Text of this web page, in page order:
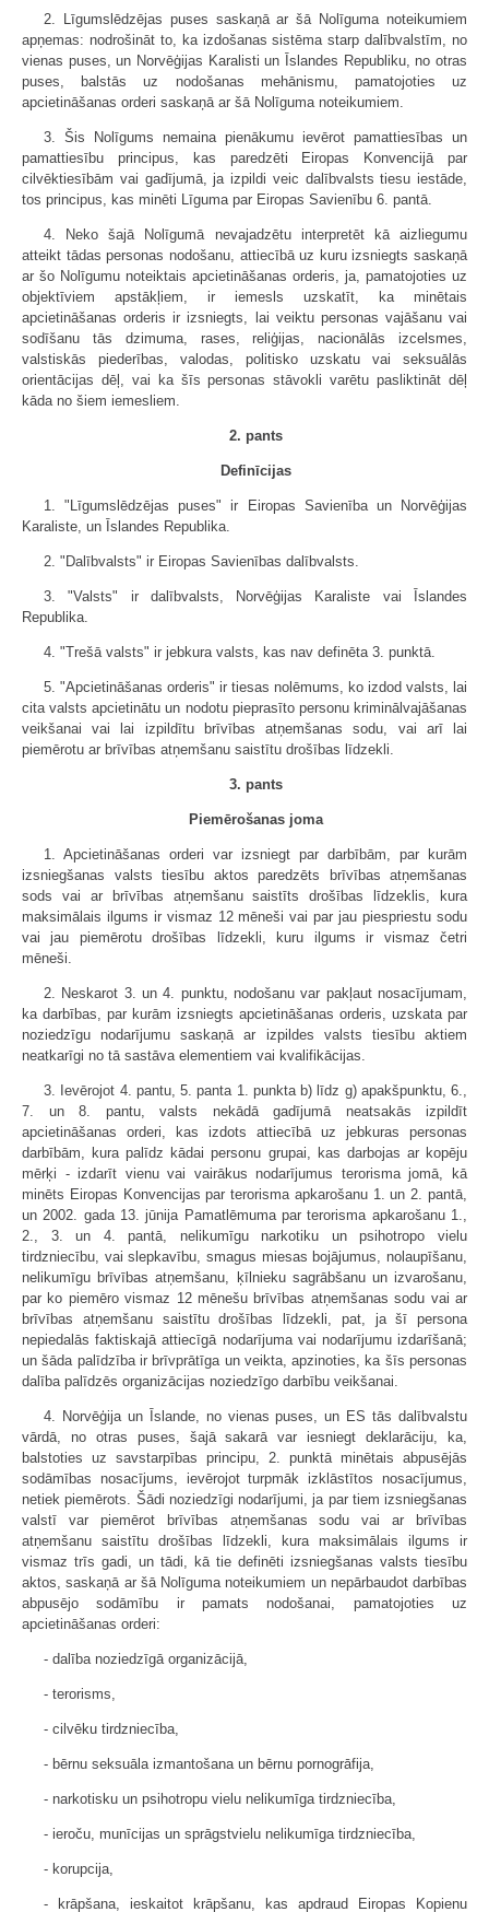
2. Līgumslēdzējas puses saskaņā ar šā Nolīguma noteikumiem
apņemas: nodrošināt to, ka izdošanas sistēma starp dalībvalstīm, no
vienas puses, un Norvēģijas Karalisti un Īslandes Republiku, no otras
puses, balstās uz nodošanas mehānismu, pamatojoties uz
apcietināšanas orderi saskaņā ar šā Nolīguma noteikumiem.
3. Šis Nolīgums nemaina pienākumu ievērot pamattiesības un
pamattiesību principus, kas paredzēti Eiropas Konvencijā par
cilvēktiesībām vai gadījumā, ja izpildi veic dalībvalsts tiesu iestāde,
tos principus, kas minēti Līguma par Eiropas Savienību 6. pantā.
4. Neko šajā Nolīgumā nevajadzētu interpretēt kā aizliegumu
atteikt tādas personas nodošanu, attiecībā uz kuru izsniegts saskaņā
ar šo Nolīgumu noteiktais apcietināšanas orderis, ja, pamatojoties uz
objektīviem apstākļiem, ir iemesls uzskatīt, ka minētais
apcietināšanas orderis ir izsniegts, lai veiktu personas vajāšanu vai
sodīšanu tās dzimuma, rases, reliģijas, nacionālās izcelsmes,
valstiskās piederības, valodas, politisko uzskatu vai seksuālās
orientācijas dēļ, vai ka šīs personas stāvokli varētu pasliktināt dēļ
kāda no šiem iemesliem.
2. pants
Definīcijas
1. "Līgumslēdzējas puses" ir Eiropas Savienība un Norvēģijas
Karaliste, un Īslandes Republika.
2. "Dalībvalsts" ir Eiropas Savienības dalībvalsts.
3. "Valsts" ir dalībvalsts, Norvēģijas Karaliste vai Īslandes
Republika.
4. "Trešā valsts" ir jebkura valsts, kas nav definēta 3. punktā.
5. "Apcietināšanas orderis" ir tiesas nolēmums, ko izdod valsts, lai
cita valsts apcietinātu un nodotu pieprasīto personu kriminālvajāšanas
veikšanai vai lai izpildītu brīvības atņemšanas sodu, vai arī lai
piemērotu ar brīvības atņemšanu saistītu drošības līdzekli.
3. pants
Piemērošanas joma
1. Apcietināšanas orderi var izsniegt par darbībām, par kurām
izsniegšanas valsts tiesību aktos paredzēts brīvības atņemšanas
sods vai ar brīvības atņemšanu saistīts drošības līdzeklis, kura
maksimālais ilgums ir vismaz 12 mēneši vai par jau piespriestu sodu
vai jau piemērotu drošības līdzekli, kuru ilgums ir vismaz četri
mēneši.
2. Neskarot 3. un 4. punktu, nodošanu var pakļaut nosacījumam,
ka darbības, par kurām izsniegts apcietināšanas orderis, uzskata par
noziedzīgu nodarījumu saskaņā ar izpildes valsts tiesību aktiem
neatkarīgi no tā sastāva elementiem vai kvalifikācijas.
3. Ievērojot 4. pantu, 5. panta 1. punkta b) līdz g) apakšpunktu, 6.,
7. un 8. pantu, valsts nekādā gadījumā neatsakās izpildīt
apcietināšanas orderi, kas izdots attiecībā uz jebkuras personas
darbībām, kura palīdz kādai personu grupai, kas darbojas ar kopēju
mērķi - izdarīt vienu vai vairākus nodarījumus terorisma jomā, kā
minēts Eiropas Konvencijas par terorisma apkarošanu 1. un 2. pantā,
un 2002. gada 13. jūnija Pamatlēmuma par terorisma apkarošanu 1.,
2., 3. un 4. pantā, nelikumīgu narkotiku un psihotropo vielu
tirdzniecību, vai slepkavību, smagus miesas bojājumus, nolaupīšanu,
nelikumīgu brīvības atņemšanu, ķīlnieku sagrābšanu un izvarošanu,
par ko piemēro vismaz 12 mēnešu brīvības atņemšanas sodu vai ar
brīvības atņemšanu saistītu drošības līdzekli, pat, ja šī persona
nepiedalās faktiskajā attiecīgā nodarījuma vai nodarījumu izdarīšanā;
un šāda palīdzība ir brīvprātīga un veikta, apzinoties, ka šīs personas
dalība palīdzēs organizācijas noziedzīgo darbību veikšanai.
4. Norvēģija un Īslande, no vienas puses, un ES tās dalībvalstu
vārdā, no otras puses, šajā sakarā var iesniegt deklarāciju, ka,
balstoties uz savstarpības principu, 2. punktā minētais abpusējās
sodāmības nosacījums, ievērojot turpmāk izklāstītos nosacījumus,
netiek piemērots. Šādi noziedzīgi nodarījumi, ja par tiem izsniegšanas
valstī var piemērot brīvības atņemšanas sodu vai ar brīvības
atņemšanu saistītu drošības līdzekli, kura maksimālais ilgums ir
vismaz trīs gadi, un tādi, kā tie definēti izsniegšanas valsts tiesību
aktos, saskaņā ar šā Nolīguma noteikumiem un nepārbaudot darbības
abpusējo sodāmību ir pamats nodošanai, pamatojoties uz
apcietināšanas orderi:
- dalība noziedzīgā organizācijā,
- terorisms,
- cilvēku tirdzniecība,
- bērnu seksuāla izmantošana un bērnu pornogrāfija,
- narkotisku un psihotropu vielu nelikumīga tirdzniecība,
- ieroču, munīcijas un sprāgstvielu nelikumīga tirdzniecība,
- korupcija,
- krāpšana, ieskaitot krāpšanu, kas apdraud Eiropas Kopienu